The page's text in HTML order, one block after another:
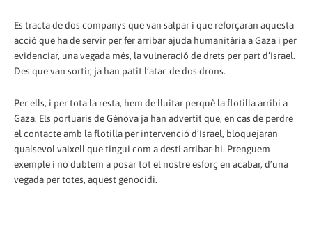
Es tracta de dos companys que van salpar i que reforçaran aquesta
acció que ha de servir per fer arribar ajuda humanitària a Gaza i per
evidenciar, una vegada més, la vulneració de drets per part d’Israel.
Des que van sortir, ja han patit l’atac de dos drons.
Per ells, i per tota la resta, hem de lluitar perquè la flotilla arribi a
Gaza. Els portuaris de Gènova ja han advertit que, en cas de perdre
el contacte amb la flotilla per intervenció d’Israel, bloquejaran
qualsevol vaixell que tingui com a destí arribar-hi. Prenguem
exemple i no dubtem a posar tot el nostre esforç en acabar, d’una
vegada per totes, aquest genocidi.